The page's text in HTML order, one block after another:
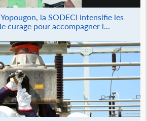
la SODECI intensifie les
curage pour accompagner l...